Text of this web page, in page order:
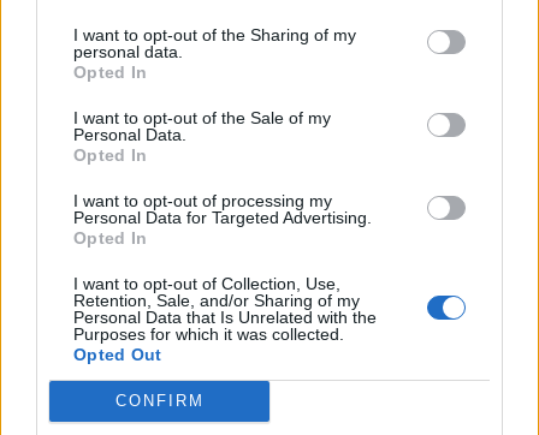
I want to opt-out of the Sharing of my
personal data.
Opted In
I want to opt-out of the Sale of my
Personal Data.
Opted In
I want to opt-out of processing my
Personal Data for Targeted Advertising.
Opted In
I want to opt-out of Collection, Use,
Retention, Sale, and/or Sharing of my
Personal Data that Is Unrelated with the
Purposes for which it was collected.
Opted Out
CONFIRM